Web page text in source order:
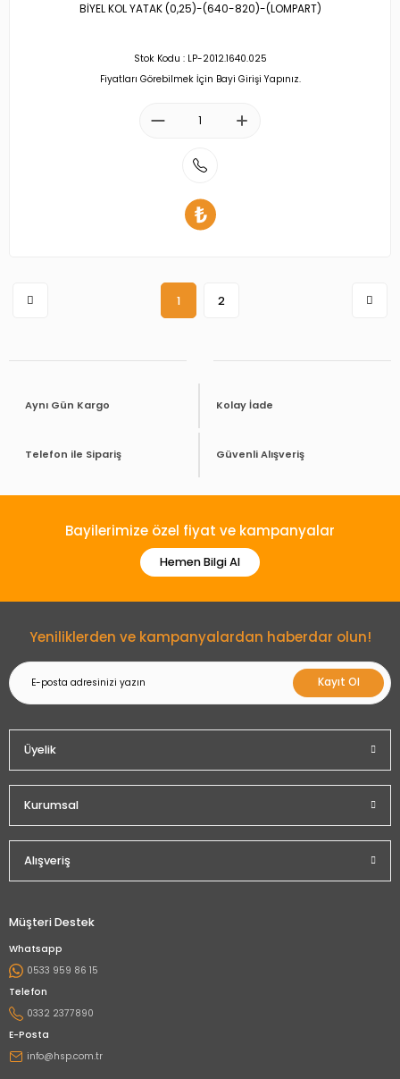
BİYEL KOL YATAK (0,25)-(640-820)-(LOMPART)
Stok Kodu : LP-2012.1640.025
Fiyatları Görebilmek İçin Bayi Girişi Yapınız.
1 2
Aynı Gün Kargo Kolay İade
Telefon ile Sipariş Güvenli Alışveriş
Bayilerimize özel fiyat ve kampanyalar
Hemen Bilgi Al
Yeniliklerden ve kampanyalardan haberdar olun!
Kayıt Ol
Üyelik
Kurumsal
Alışveriş
Müşteri Destek
Whatsapp
0533 959 86 15
Telefon
0332 2377890
E-Posta
info@hsp.com.tr